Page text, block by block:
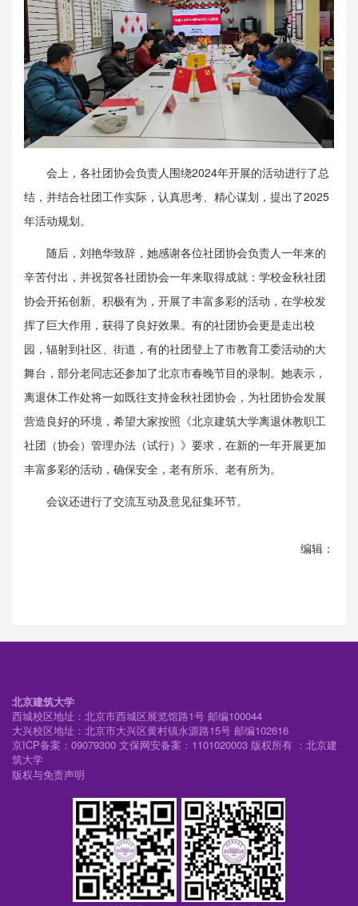
会上，各社团协会负责人围绕2024年开展的活动进行了总
结，并结合社团工作实际，认真思考、精心谋划，提出了2025
年活动规划。
随后，刘艳华致辞，她感谢各位社团协会负责人一年来的
辛苦付出，并祝贺各社团协会一年来取得成就：学校金秋社团
协会开拓创新、积极有为，开展了丰富多彩的活动，在学校发
挥了巨大作用，获得了良好效果。有的社团协会更是走出校
园，辐射到社区、街道，有的社团登上了市教育工委活动的大
舞台，部分老同志还参加了北京市春晚节目的录制。她表示，
离退休工作处将一如既往支持金秋社团协会，为社团协会发展
营造良好的环境，希望大家按照《北京建筑大学离退休教职工
社团（协会）管理办法（试行）》要求，在新的一年开展更加
丰富多彩的活动，确保安全，老有所乐、老有所为。
会议还进行了交流互动及意见征集环节。
编辑：
北京建筑大学
西城校区地址：北京市西城区展览馆路1号 邮编100044
大兴校区地址：北京市大兴区黄村镇永源路15号 邮编102616
京ICP备案：09079300 文保网安备案：1101020003 版权所有 ：北京建
筑大学
版权与免责声明